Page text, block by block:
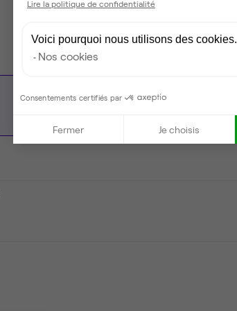
Scanner
Lire la politique de confidentialité
Voici pourquoi nous utilisons des cookies.
Nos cookies
Consentements certifiés par
Fermer Je choisis